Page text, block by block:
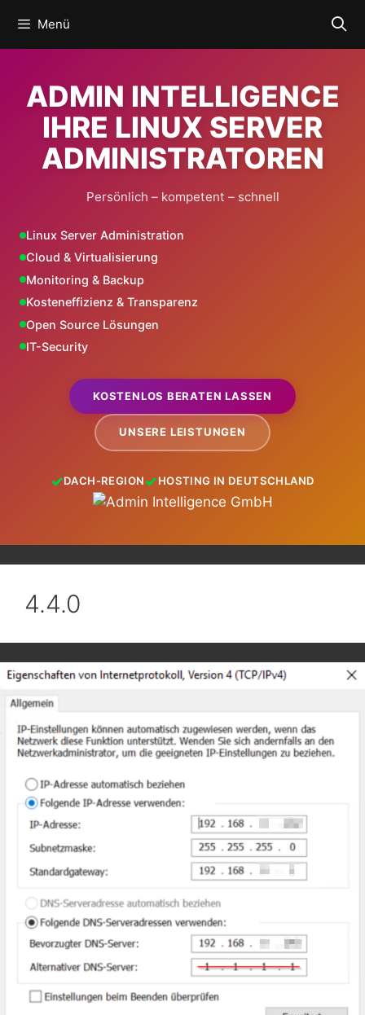
Inhalt
springen
Menü
ADMIN INTELLIGENCE
IHRE LINUX SERVER
ADMINISTRATOREN
Persönlich – kompetent – schnell
Linux Server Administration
Cloud & Virtualisierung
Monitoring & Backup
Kosteneffizienz & Transparenz
Open Source Lösungen
IT-Security
KOSTENLOS BERATEN LASSEN
UNSERE LEISTUNGEN
DACH-REGION HOSTING IN DEUTSCHLAND
4.4.0